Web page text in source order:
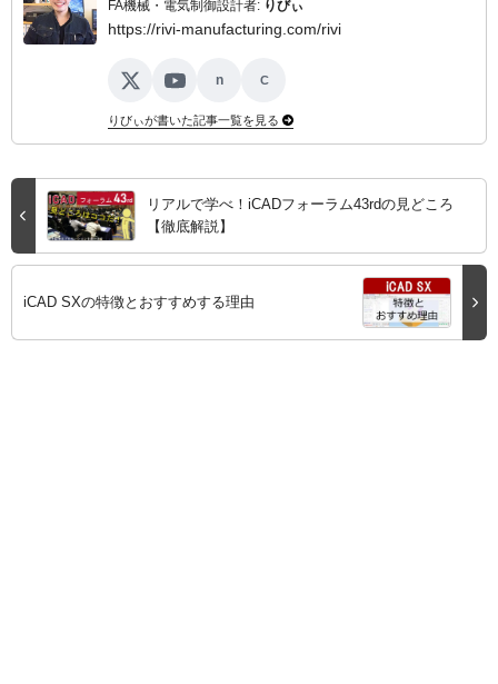
FA機械・電気制御設計者: りびぃ
https://rivi-manufacturing.com/rivi
X YouTube
n C
りびぃが書いた記事一覧を見る
リアルで学べ！iCADフォーラム43rdの見どころ
【徹底解説】
iCAD SXの特徴とおすすめする理由